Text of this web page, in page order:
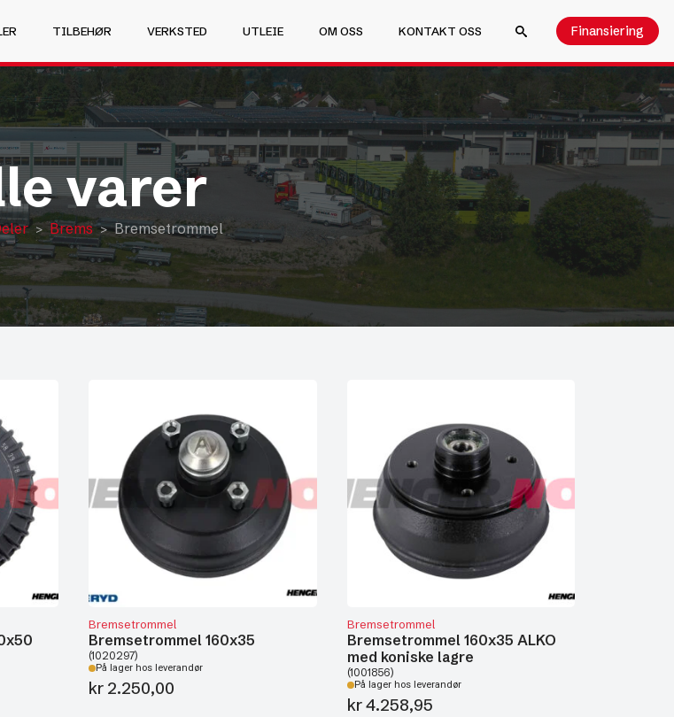
TILBEHØR VERKSTED UTLEIE OM OSS
KONTAKT OSS
Finansiering
varer
Brems Bremsetrommel
Bremsetrommel
Bremsetrommel 160x35
(1020297)
På lager hos leverandør
kr 2.250,00
Bremsetrommel
Bremsetrommel 160x35 ALKO
med koniske lagre
(1001856)
På lager hos leverandør
kr4.258,95